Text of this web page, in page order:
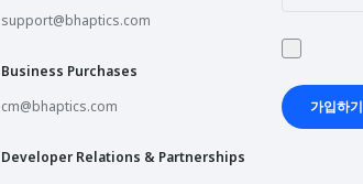
support@bhaptics.com
Business Purchases
cm@bhaptics.com
Developer Relations & Partnerships
가입하기